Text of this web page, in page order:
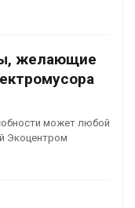
желающие
может любой
Экоцентром